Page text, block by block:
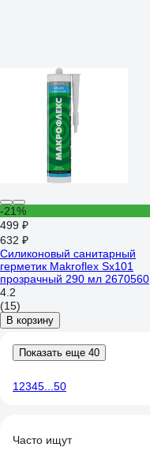
-21%
499 ₽
632 ₽
Силиконовый санитарный
герметик Makroflex Sх101
прозрачный 290 мл 2670560
4.2
(15)
В корзину
Показать еще 40
1 2345 50
Часто ищут